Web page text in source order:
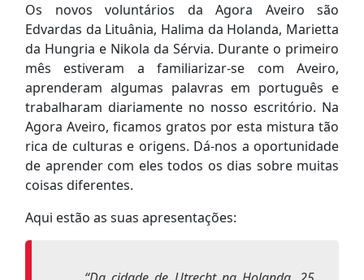
Os novos voluntários da Agora Aveiro são
Edvardas da Lituânia, Halima da Holanda, Marietta
da Hungria e Nikola da Sérvia. Durante o primeiro
mês estiveram a familiarizar-se com Aveiro,
aprenderam algumas palavras em português e
trabalharam diariamente no nosso escritório. Na
Agora Aveiro, ficamos gratos por esta mistura tão
rica de culturas e origens. Dá-nos a oportunidade
de aprender com eles todos os dias sobre muitas
coisas diferentes.
Aqui estão as suas apresentações: